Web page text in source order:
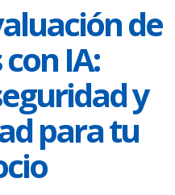
de
IA:
y
para tu